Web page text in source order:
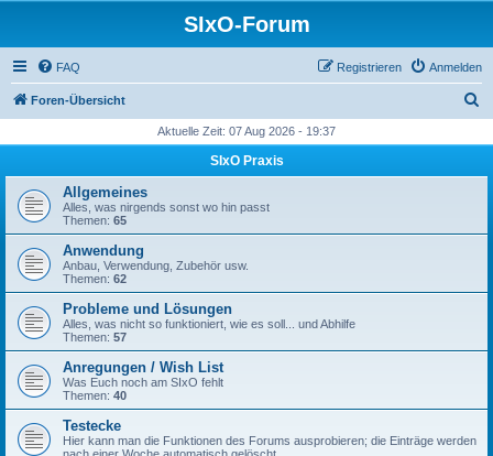
SIxO-Forum
FAQ Anmelden
Registrieren
Foren-Übersicht
h
Aktuelle Zeit: 07 Aug 2026 - 19:37
SIxO Praxis
Allgemeines
Alles, was nirgends sonst wo hin passt
Themen: 65
Anwendung
Anbau, Verwendung, Zubehör usw.
Themen: 62
Probleme und Lösungen
Alles, was nicht so funktioniert, wie es soll... und Abhilfe
Themen: 57
Anregungen / Wish List
Was Euch noch am SIxO fehlt
Themen: 40
Testecke
Hier kann man die Funktionen des Forums ausprobieren; die Einträge werden